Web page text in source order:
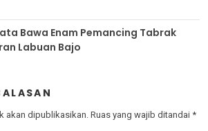
Bawa Enam Pemancing Tabrak
Labuan Bajo
akan dipublikasikan. Ruas yang wajib ditandai *